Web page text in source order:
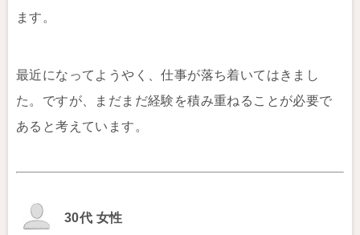
ます。
最近になってようやく、仕事が落ち着いてはきまし
た。ですが、まだまだ経験を積み重ねることが必要で
あると考えています。
30代 女性